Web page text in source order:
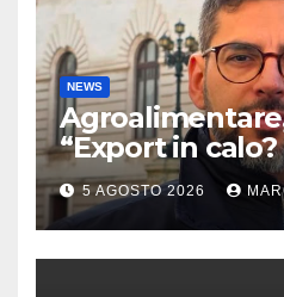
NEWS
“Export in
prezzo
e Italia con Usa”
5 AGOSTO 2026